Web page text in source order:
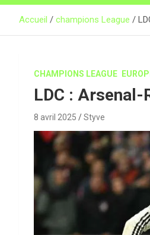
Accueil champions League
CHAMPIONS LEAGUE
LDC :
8 avril 2025 Styve